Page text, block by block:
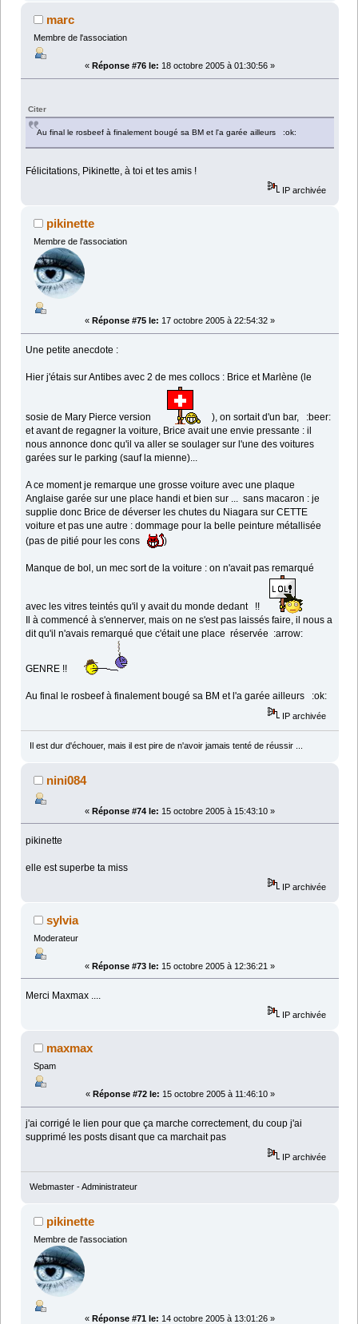
marc
Membre de l'association
« Réponse #76 le: 18 octobre 2005 à 01:30:56 »
Citer
Au final le rosbeef à finalement bougé sa BM et l'a garée ailleurs :ok:
Félicitations, Pikinette, à toi et tes amis !
IP archivée
pikinette
Membre de l'association
« Réponse #75 le: 17 octobre 2005 à 22:54:32 »
Une petite anecdote :
Hier j'étais sur Antibes avec 2 de mes collocs : Brice et Marlène (le
sosie de Mary Pierce version
), on sortait d'un bar, :beer:
et avant de regagner la voiture, Brice avait une envie pressante : il
nous annonce donc qu'il va aller se soulager sur l'une des voitures
garées sur le parking (sauf la mienne)...
A ce moment je remarque une grosse voiture avec une plaque
Anglaise garée sur une place handi et bien sur ... sans macaron : je
supplie donc Brice de déverser les chutes du Niagara sur CETTE
voiture et pas une autre : dommage pour la belle peinture métallisée
(pas de pitié pour les cons
)
Manque de bol, un mec sort de la voiture : on n'avait pas remarqué
avec les vitres teintés qu'il y avait du monde dedant !!
Il à commencé à s'ennerver, mais on ne s'est pas laissés faire, il nous a
dit qu'il n'avais remarqué que c'était une place réservée :arrow:
GENRE !!
Au final le rosbeef à finalement bougé sa BM et l'a garée ailleurs :ok:
IP archivée
Il est dur d'échouer, mais il est pire de n'avoir jamais tenté de réussir ...
nini084
« Réponse #74 le: 15 octobre 2005 à 15:43:10 »
pikinette
elle est superbe ta miss
IP archivée
sylvia
Moderateur
« Réponse #73 le: 15 octobre 2005 à 12:36:21 »
Merci Maxmax ....
IP archivée
maxmax
Spam
« Réponse #72 le: 15 octobre 2005 à 11:46:10 »
j'ai corrigé le lien pour que ça marche correctement, du coup j'ai
supprimé les posts disant que ca marchait pas
IP archivée
Webmaster - Administrateur
pikinette
Membre de l'association
« Réponse #71 le: 14 octobre 2005 à 13:01:26 »